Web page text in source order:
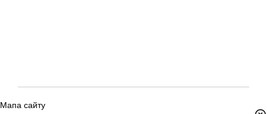
Мапа сайту